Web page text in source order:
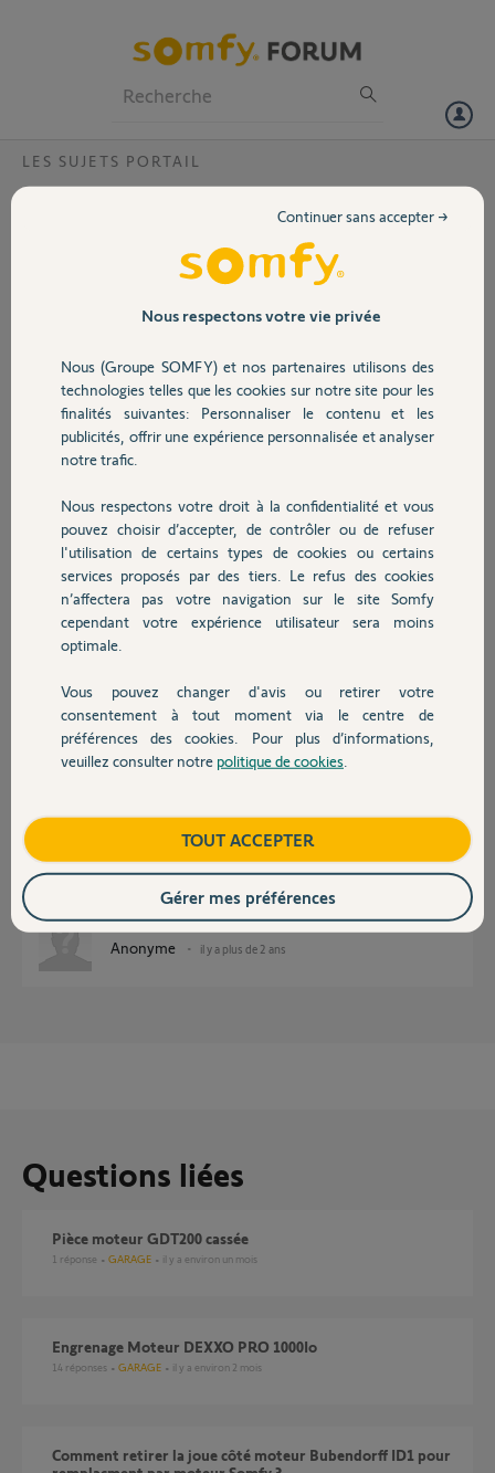
Volet
Sécurité
Domotique
Chauffage
Autres produits
Devis avec un pro
Contact
LES SUJETS PORTAIL
Pièce cassée dans le moteur
J'ai une motorisation pour portail battant SOMFY PASSEO 630 et le
pignon d'entrainement des poulies est cassé.
Comment commander cette pièce en plastique ?
Merci d'avance pour votre réponse.
Merci,
Olivier C.
il y a plus de 2 ans
Participer au fil de discussion
Réponses
Bonjour,
Il n'y a pas de "poulie" dans un moteur Passeo 630.
Montrez des photos.
Richy C. il y a plus de 2 ans
Bonne journée à vous.
Anonyme il y a plus de 2 ans
Questions liées
Pièce moteur GDT200 cassée
1 réponse GARAGE il y a environ un mois
Engrenage Moteur DEXXO PRO 1000Io
14 réponses GARAGE il y a environ 2 mois
Comment retirer la joue côté moteur Bubendorff ID1 pour
Nous respectons votre vie privée
Nous (Groupe SOMFY) et nos partenaires utilisons des
technologies telles que les cookies sur notre site pour les
finalités suivantes: Personnaliser le contenu et les
publicités, offrir une expérience personnalisée et analyser
notre trafic.
Nous respectons votre droit à la confidentialité et vous
pouvez choisir d’accepter, de contrôler ou de refuser
l'utilisation de certains types de cookies ou certains
services proposés par des tiers. Le refus des cookies
n’affectera pas votre navigation sur le site Somfy
cependant votre expérience utilisateur sera moins
optimale.
Vous pouvez changer d'avis ou retirer votre
consentement à tout moment via le centre de
préférences des cookies. Pour plus d’informations,
veuillez consulter notre politique de cookies
Continuer sans accepter →
TOUT ACCEPTER
Gérer mes préférences